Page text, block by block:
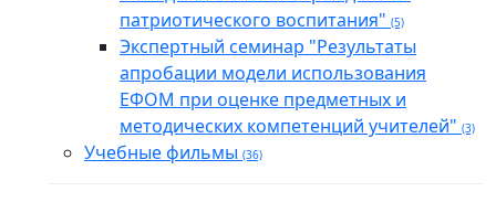
патриотического воспитания" (5)
Экспертный семинар "Результаты
апробации модели использования
ЕФОМ при оценке предметных и
методических компетенций учителей" (3)
Учебные фильмы (36)